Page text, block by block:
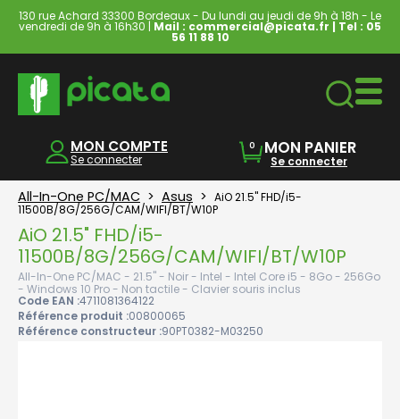
130 rue Achard 33300 Bordeaux - Du lundi au jeudi de 9h à 18h - Le
vendredi de 9h à 16h30 | Mail : commercial@picata.fr | Tel : 05
56 11 88 10
MON COMPTE
Se connecter
0 MON PANIER
Se connecter
All-In-One PC/MAC > Asus > AiO 21.5" FHD/i5-
11500B/8G/256G/CAM/WIFI/BT/W10P
AiO 21.5" FHD/i5-
11500B/8G/256G/CAM/WIFI/BT/W10P
All-In-One PC/MAC - 21.5" - Noir - Intel - Intel Core i5 - 8Go - 256Go
- Windows 10 Pro - Non tactile - Clavier souris inclus
Code EAN :4711081364122
Référence produit :00800065
Référence constructeur :90PT0382-M03250